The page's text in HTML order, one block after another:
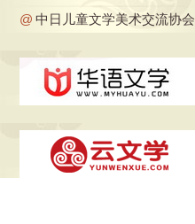
@ 中日儿童文学美术交流协会